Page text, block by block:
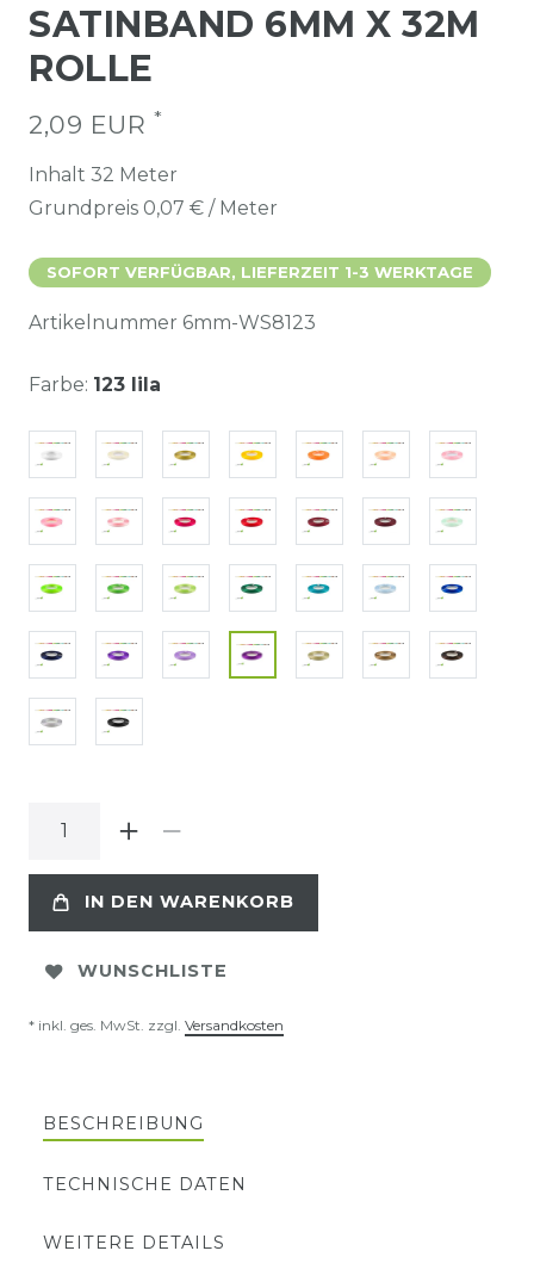
SATINBAND 6MM X 32M
ROLLE
2,09 EUR *
Inhalt 32 Meter
Grundpreis 0,07 € / Meter
SOFORT VERFÜGBAR, LIEFERZEIT 1-3 WERKTAGE
Artikelnummer 6mm-WS8123
Farbe: 123 lila
IN DEN WARENKORB
WUNSCHLISTE
* inkl. ges. MwSt. zzgl. Versandkosten
BESCHREIBUNG
TECHNISCHE DATEN
WEITERE DETAILS